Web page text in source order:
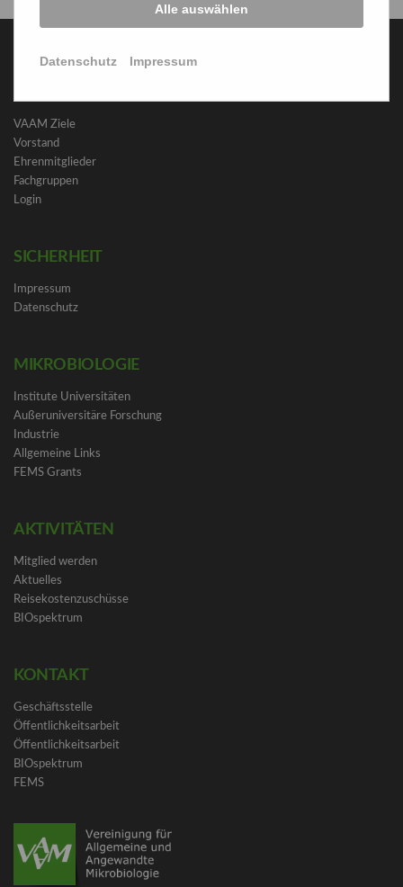
VAAM Ziele
Vorstand
Ehrenmitglieder
Fachgruppen
Login
SICHERHEIT
Impressum
Datenschutz
MIKROBIOLOGIE
Institute Universitäten
Außeruniversitäre Forschung
Industrie
Allgemeine Links
FEMS Grants
AKTIVITÄTEN
Mitglied werden
Aktuelles
Reisekostenzuschüsse
BIOspektrum
KONTAKT
Geschäftsstelle
Öffentlichkeitsarbeit
Öffentlichkeitsarbeit
BIOspektrum
FEMS
Alle auswählen
Datenschutz Impressum